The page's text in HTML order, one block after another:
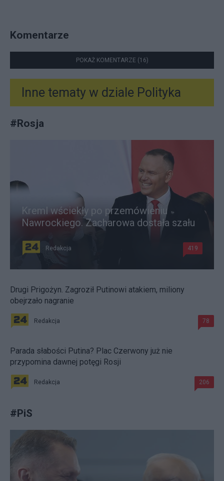
Komentarze
POKAŻ KOMENTARZE (16)
Inne tematy w dziale Polityka
#Rosja
Kreml wściekły po przemówieniu
Nawrockiego. Zacharowa dostała szału
Redakcja 419
Drugi Prigożyn. Zagroził Putinowi atakiem, miliony
obejrzało nagranie
Redakcja 78
Parada słabości Putina? Plac Czerwony już nie
przypomina dawnej potęgi Rosji
Redakcja 206
#PiS